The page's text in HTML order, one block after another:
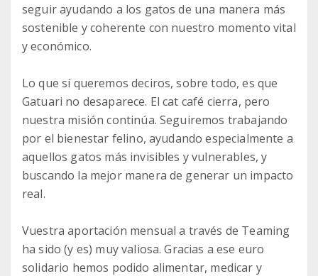
seguir ayudando a los gatos de una manera más
sostenible y coherente con nuestro momento vital
y económico.
Lo que sí queremos deciros, sobre todo, es que
Gatuari no desaparece. El cat café cierra, pero
nuestra misión continúa. Seguiremos trabajando
por el bienestar felino, ayudando especialmente a
aquellos gatos más invisibles y vulnerables, y
buscando la mejor manera de generar un impacto
real.
Vuestra aportación mensual a través de Teaming
ha sido (y es) muy valiosa. Gracias a ese euro
solidario hemos podido alimentar, medicar y